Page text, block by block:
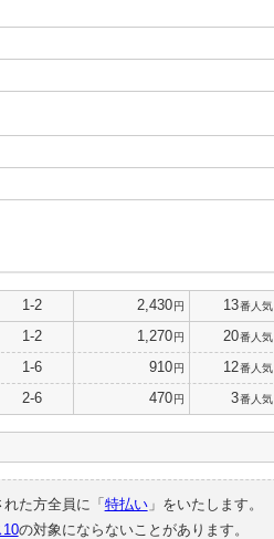
1-2 2,430円 13番人気
1-2 1,270円 20番人気
1-6 910円 12番人気
2-6 470円 3番人気
た方全員に「 特払い」をいたします。
の対象にならないことがあります。